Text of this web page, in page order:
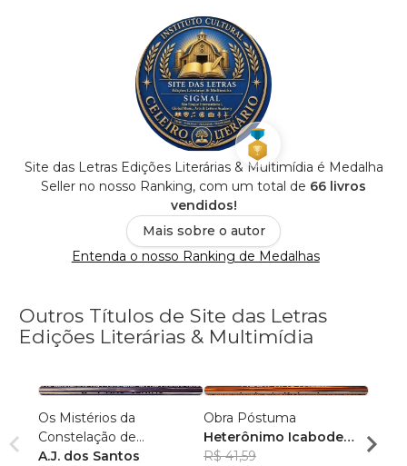
Site das Letras Edições Literárias & Multimídia é Medalha
Seller no nosso Ranking, com um total de 66 livros
vendidos!
Mais sobre o autor
Entenda o nosso Ranking de Medalhas
Outros Títulos de Site das Letras
Edições Literárias & Multimídia
Os Mistérios da
Constelação de
Ophiuchus
A.J. dos Santos
Obra Póstuma
Heterônimo Icabode
Kahpote
R$ 41,59
R$